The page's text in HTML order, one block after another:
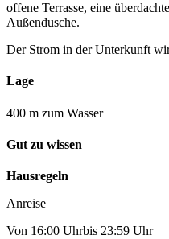
offene Terrasse, eine
Außendusche.
Der Strom in der Unterkunft
Lage
400 m zum Wasser
Gut zu wissen
Hausregeln
Anreise
Von 16:00 Uhrbis 23:59 Uhr